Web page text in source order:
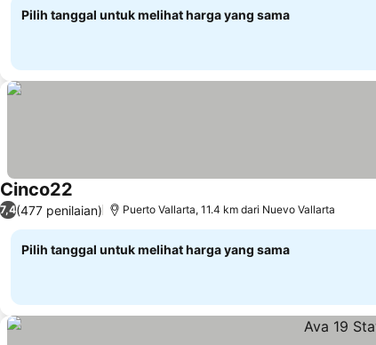
Pilih tanggal untuk melihat harga yang sama
Cinco22
7,4(477 penilaian) Puerto Vallarta, 11.4 km dari Nuevo Vallarta
Pilih tanggal untuk melihat harga yang sama